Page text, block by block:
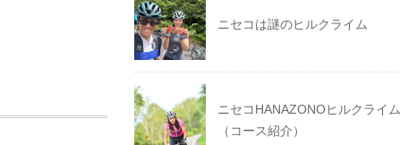
ニセコは謎のヒルクライム
ニセコHANAZONOヒルクライム
（コース紹介）